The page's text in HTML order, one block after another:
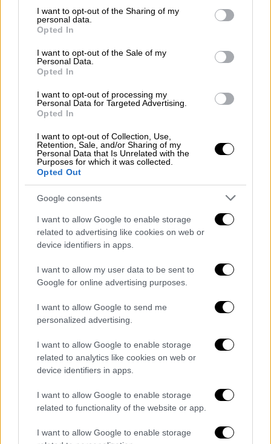
not limited to your visit or usage behaviour. You may click to
grant or deny consent to Google and its third-party tags to
use your data for below specified purposes in below Google
consent section.
I want to opt-out of the Sharing of my
personal data.
Opted In
I want to opt-out of the Sale of my
Personal Data.
Opted In
I want to opt-out of processing my
Personal Data for Targeted Advertising.
Opted In
I want to opt-out of Collection, Use,
Retention, Sale, and/or Sharing of my
Personal Data that Is Unrelated with the
Purposes for which it was collected.
Opted Out
Google consents
I want to allow Google to enable storage
related to advertising like cookies on web or
device identifiers in apps.
I want to allow my user data to be sent to
Google for online advertising purposes.
I want to allow Google to send me
personalized advertising.
I want to allow Google to enable storage
related to analytics like cookies on web or
device identifiers in apps.
I want to allow Google to enable storage
related to functionality of the website or app.
I want to allow Google to enable storage
μαμά και αμέσως κάλεσα το 100. Ήμουν
μακριά και σκέφτηκα ότι δεν θα φτάσω
εγκαίρως. Νιώθω ότι πρέπει να
προστατέψω τη μαμά μου. Όταν λείπω από
το σπίτι, το μυαλό μου είναι συνεχώς εκεί
κατέθεσε ο ανήλικος στους αστυνομικούς
εκφράζοντας την επιθυμία τουνα φύγει ο
ηρεμήσουμε».
Ο 50χρονος, υπήκοος Αλβανίας,
σεσημασμένος μεταξύ άλλων για απόπειρα
ανθρωποκτονίας
εγκλεισμού στις φυλακές, συνελήφθη με την
αυτόφωρη διαδικασία και εις βάρος του
απαγγέλθηκε ποινική δίωξη για
ενδοοικογενειακή σωματική βλάβη κατ'
εξακολούθηση και σωματική βλάβη ανηλίκου
Κατά πληροφορίες του ΑΠΕ-ΜΠΕ, ο ίδιος
έχει απελαθεί παλιότερα από τη χώρα και
επέστρεψε παράνομα. Στην 44χρονη σύζυγό
του, η αστυνομία δρομολόγησε τις
Εξεταζόμενη από τους αστυνομικούς, η ίδια,
πάντως,δήλωσε ότι δεν επιθυμεί την
ποινική του δίωξη.